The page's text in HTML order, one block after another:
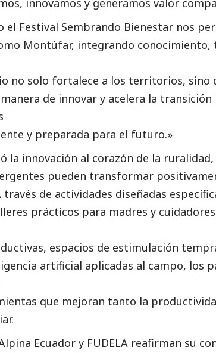
innovamos y generamos valor
el Festival Sembrando Bienestar nos
Montúfar, integrando
no solo fortalece a los territorios, sino
de innovar y acelera la
y preparada para el futuro.»
la innovación al corazón de la
pueden transformar
través de actividades diseñadas
prácticos para madres y
espacios de estimulación
artificial aplicadas al campo, los
que mejoran tanto la
Ecuador y FUDELA reafirman su